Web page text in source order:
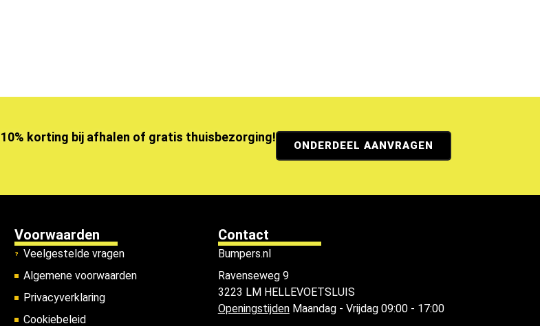
korting bij afhalen of gratis thuisbezorging!
ONDERDEEL AANVRAGEN
Voorwaarden
Veelgestelde vragen
Algemene voorwaarden
Privacyverklaring
Cookiebeleid
Contact
Bumpers.nl
Ravenseweg 9
3223 LM HELLEVOETSLUIS
OpeningstijdenMaandag - Vrijdag 09:00 - 17:00